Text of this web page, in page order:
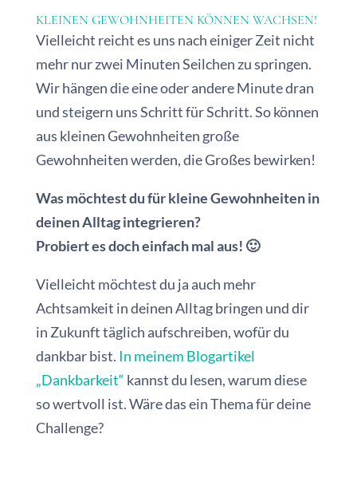
KLEINEN GEWOHNHEITEN KÖNNEN WACHSEN!
Vielleicht reicht es uns nach einiger Zeit nicht
mehr nur zwei Minuten Seilchen zu springen.
Wir hängen die eine oder andere Minute dran
und steigern uns Schritt für Schritt. So können
aus kleinen Gewohnheiten große
Gewohnheiten werden, die Großes bewirken!
Was möchtest du für kleine Gewohnheiten in
deinen Alltag integrieren?
Probiert es doch einfach mal aus! 🙂
Vielleicht möchtest du ja auch mehr
Achtsamkeit in deinen Alltag bringen und dir
in Zukunft täglich aufschreiben, wofür du
dankbar bist. In meinem Blogartikel
„Dankbarkeit“ kannst du lesen, warum diese
so wertvoll ist. Wäre das ein Thema für deine
Challenge?